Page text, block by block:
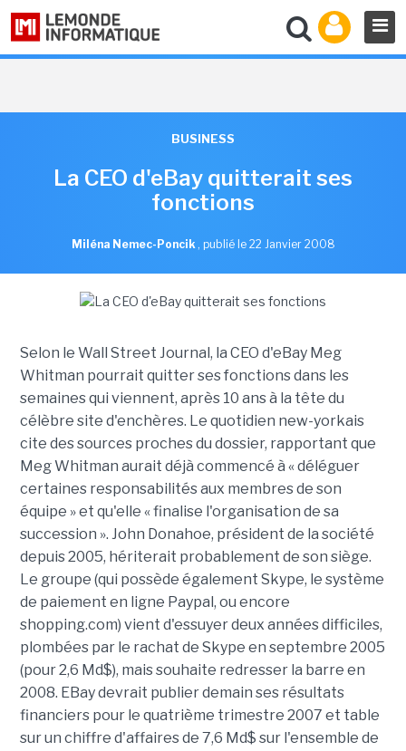
BUSINESS
La CEO d'eBay quitterait ses
fonctions
Miléna Nemec-Poncik , publié le 22 Janvier 2008
Selon le Wall Street Journal, la CEO d'eBay Meg
Whitman pourrait quitter ses fonctions dans les
semaines qui viennent, après 10 ans à la tête du
célèbre site d'enchères. Le quotidien new-yorkais
cite des sources proches du dossier, rapportant que
Meg Whitman aurait déjà commencé à « déléguer
certaines responsabilités aux membres de son
équipe » et qu'elle « finalise l'organisation de sa
succession ». John Donahoe, président de la société
depuis 2005, hériterait probablement de son siège.
Le groupe (qui possède également Skype, le système
de paiement en ligne Paypal, ou encore
shopping.com) vient d'essuyer deux années difficiles,
plombées par le rachat de Skype en septembre 2005
(pour 2,6 Md$), mais souhaite redresser la barre en
2008. EBay devrait publier demain ses résultats
financiers pour le quatrième trimestre 2007 et table
sur un chiffre d'affaires de 7,6 Md$ sur l'ensemble de